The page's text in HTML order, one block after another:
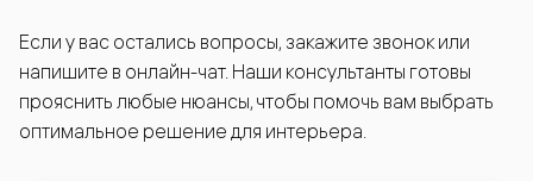
Если у вас остались вопросы, закажите звонок или
напишите в онлайн-чат. Наши консультанты готовы
прояснить любые нюансы, чтобы помочь вам выбрать
оптимальное решение для интерьера.